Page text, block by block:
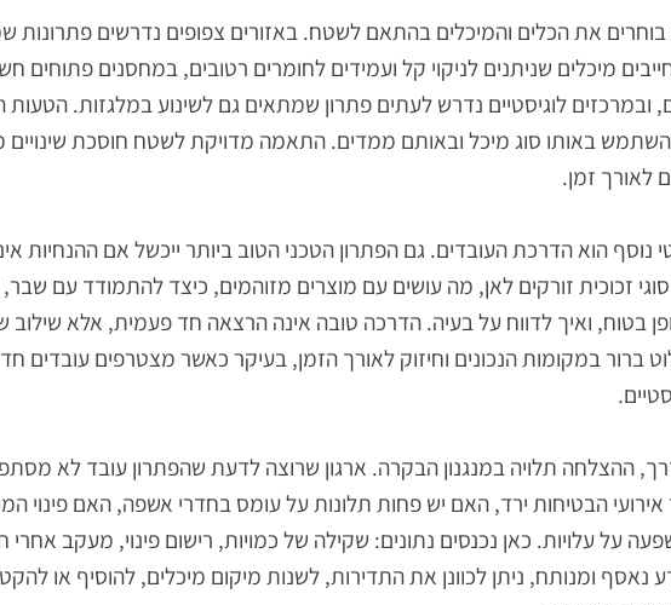
רק לאחר שקליטה זו ניתן לתכנן את מסלול התנועה מהנקודה הראשונה
את הכלים והמיכלים בהתאם לשטח. באזורים צפופים נדרשים פתרונות
מיכלים שניתנים לניקוי קל ועמידים לחומרים רטובים, במחסנים פתוחים
באותו סוג מיכל ובאותם ממדים. התאמה מדויקת לשטח חוסכת שינויים
זמן.
הוא הדרכת העובדים. גם הפתרון הטכני הטוב ביותר ייכשל אם ההנחיות אינן
זורקים לאן, מה עושים עם מוצרים מזוהמים, כיצד להתמודד עם שבר,
במקומות הנכונים וחיזוק לאורך הזמן, בעיקר כאשר מצטרפים עובדים
תלויה במנגנון הבקרה. ארגון שרוצה לדעת שהפתרון עובד לא מסתפק